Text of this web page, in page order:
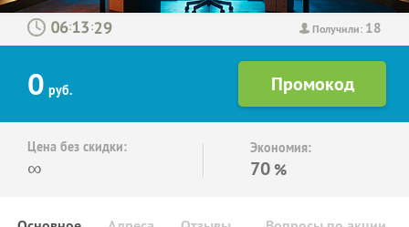
Получили: 18
: :
0 руб.
Цена без скидки:
∞
Экономия:
70 %